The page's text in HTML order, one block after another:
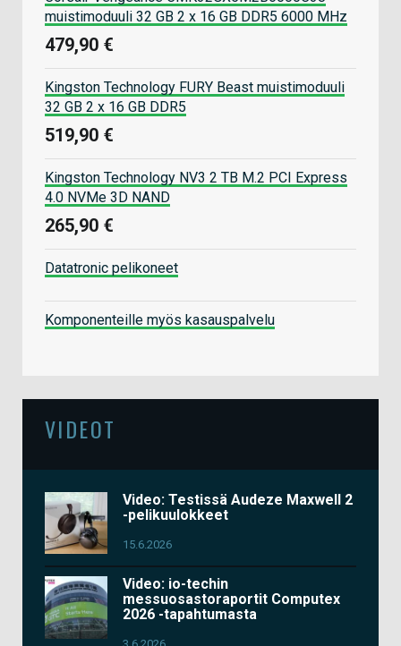
muistimoduuli 32 GB 2 x 16 GB DDR5 6000 MHz
479,90 €
Kingston Technology FURY Beast muistimoduuli
32 GB 2 x 16 GB DDR5
519,90 €
Kingston Technology NV3 2 TB M.2 PCI Express
4.0 NVMe 3D NAND
265,90 €
Datatronic pelikoneet
Komponenteille myös kasauspalvelu
VIDEOT
Video: Testissä Audeze Maxwell 2
-pelikuulokkeet
15.6.2026
Video: io-techin
messuosastoraportit Computex
2026 -tapahtumasta